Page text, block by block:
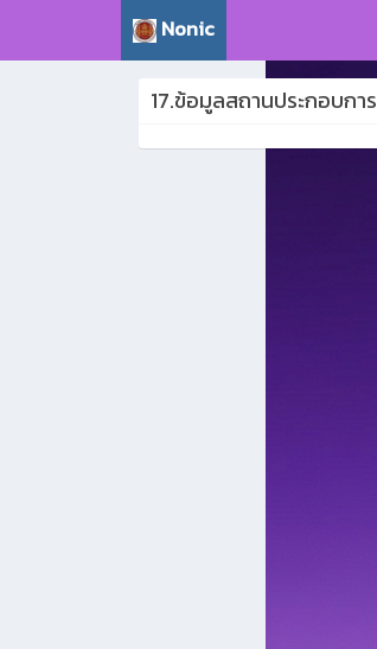
Nonic
17.ข้อมูลสถานประกอบการ